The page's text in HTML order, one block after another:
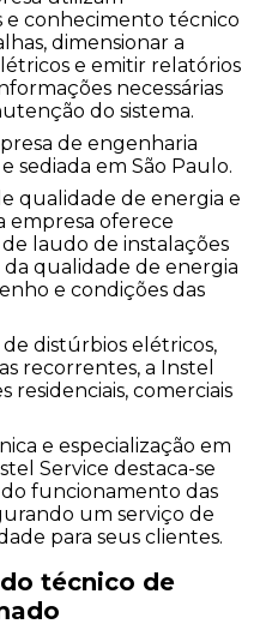
e conhecimento técnico
dimensionar a
e emitir relatórios
necessárias
do sistema.
de engenharia
sediada em São Paulo.
qualidade de energia e
empresa oferece
laudo de instalações
qualidade de energia
e condições das
distúrbios elétricos,
recorrentes, a Instel
residenciais, comerciais
e especialização em
Service destaca-se
funcionamento das
um serviço de
para seus clientes.
técnico de